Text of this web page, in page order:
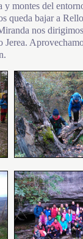
y montes del
queda bajar a
nos